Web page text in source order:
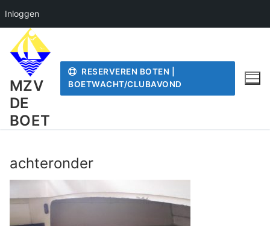
Inloggen
naar
inhoud
MZV
DE
BOET
RESERVEREN BOTEN |
BOETWACHT/CLUBAVOND
achteronder